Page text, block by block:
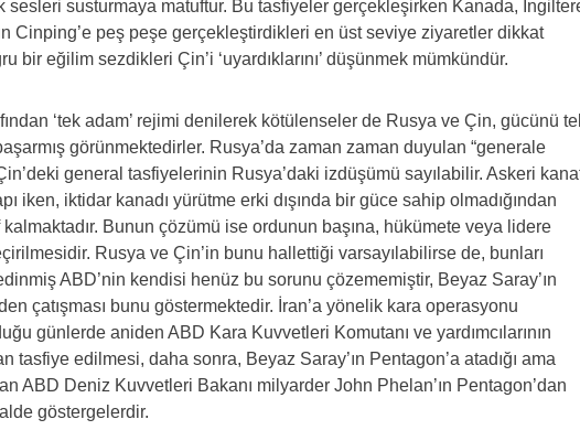
sesleri susturmaya matuftur. Bu tasfiyeler gerçekleşirken Kanada,
Cinping’e peş peşe gerçekleştirdikleri en üst seviye ziyaretler dikkat
bir eğilim sezdikleri Çin’i ‘uyardıklarını’ düşünmek mümkündür.
‘tek adam’ rejimi denilerek kötülenseler de Rusya ve Çin, gücünü
görünmektedirler. Rusya’da zaman zaman duyulan “generale
general tasfiyelerinin Rusya’daki izdüşümü sayılabilir. Askeri
iken, iktidar kanadı yürütme erki dışında bir güce sahip olmadığından
kalmaktadır. Bunun çözümü ise ordunun başına, hükümete veya lidere
Rusya ve Çin’in bunu hallettiği varsayılabilirse de, bunları
ABD’nin kendisi henüz bu sorunu çözememiştir, Beyaz Saray’ın
çatışması bunu göstermektedir. İran’a yönelik kara operasyonu
günlerde aniden ABD Kara Kuvvetleri Komutanı ve yardımcılarının
tasfiye edilmesi, daha sonra, Beyaz Saray’ın Pentagon’a atadığı ama
ABD Deniz Kuvvetleri Bakanı milyarder John Phelan’ın Pentagon’dan
göstergelerdir.